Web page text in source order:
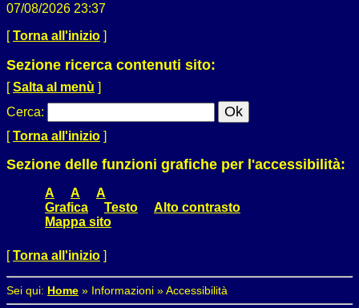
07/08/2026 23:37
[Torna all'inizio ]
Sezione ricerca contenuti sito:
[Salta al menù ]
Cerca:
[Torna all'inizio ]
Sezione delle funzioni grafiche per l'accessibilità:
A A
A
Grafica
Testo
Alto contrasto
Mappa sito
[Torna all'inizio ]
Sei qui: Home » Informazioni »Accessibilità